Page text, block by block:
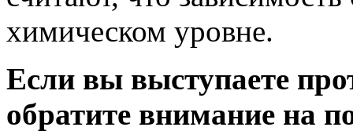
химическом уровне.
Если вы выступаете
обратите внимание на